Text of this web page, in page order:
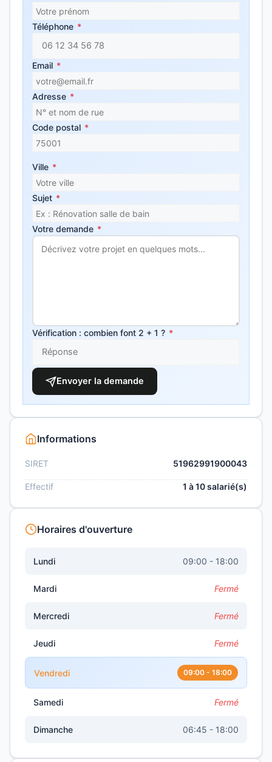
Téléphone *
Email *
Adresse *
Code postal *
Ville *
Sujet *
Votre demande *
Vérification : combien font 2 + 1 ? *
Envoyer la demande
Informations
SIRET 51962991900043
Effectif 1 à 10 salarié(s)
Horaires d'ouverture
Lundi 09:00 - 18:00
Mardi Fermé
Mercredi Fermé
Jeudi Fermé
Vendredi 09:00 - 18:00
Samedi Fermé
Dimanche 06:45 - 18:00